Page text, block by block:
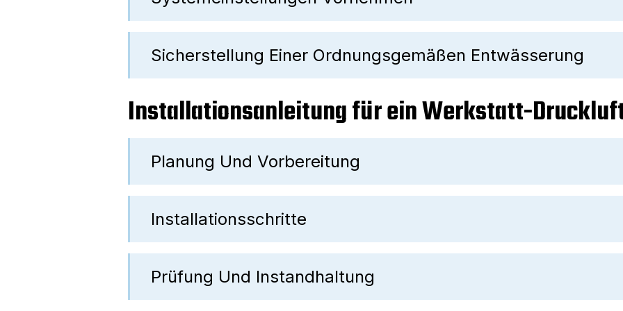
Sicherstellung Einer Ordnungsgemäßen Entwässerung
Installationsanleitung für ein Werkstatt-
Planung Und Vorbereitung
Installationsschritte
Prüfung Und Instandhaltung